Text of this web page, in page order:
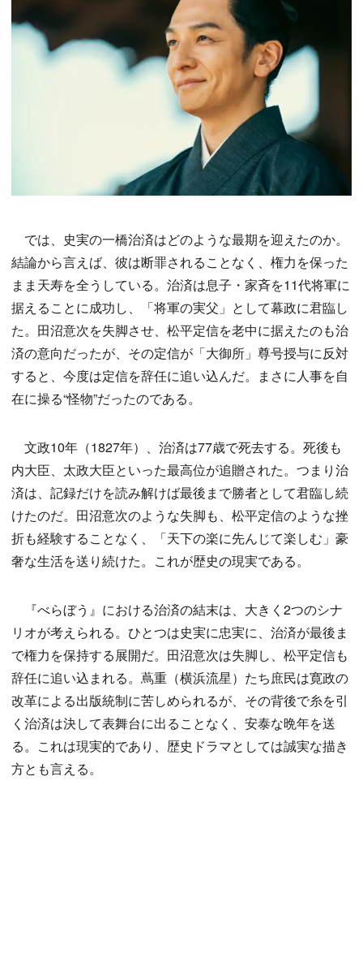
では、史実の一橋治済はどのような最期を迎えたのか。
結論から言えば、彼は断罪されることなく、権力を保った
まま天寿を全うしている。治済は息子・家斉を11代将軍に
据えることに成功し、「将軍の実父」として幕政に君臨し
た。田沼意次を失脚させ、松平定信を老中に据えたのも治
済の意向だったが、その定信が「大御所」尊号授与に反対
すると、今度は定信を辞任に追い込んだ。まさに人事を自
在に操る“怪物”だったのである。
文政10年（1827年）、治済は77歳で死去する。死後も
内大臣、太政大臣といった最高位が追贈された。つまり治
済は、記録だけを読み解けば最後まで勝者として君臨し続
けたのだ。田沼意次のような失脚も、松平定信のような挫
折も経験することなく、「天下の楽に先んじて楽しむ」豪
奢な生活を送り続けた。これが歴史の現実である。
『べらぼう』における治済の結末は、大きく2つのシナ
リオが考えられる。ひとつは史実に忠実に、治済が最後ま
で権力を保持する展開だ。田沼意次は失脚し、松平定信も
辞任に追い込まれる。蔦重（横浜流星）たち庶民は寛政の
改革による出版統制に苦しめられるが、その背後で糸を引
く治済は決して表舞台に出ることなく、安泰な晩年を送
る。これは現実的であり、歴史ドラマとしては誠実な描き
方とも言える。